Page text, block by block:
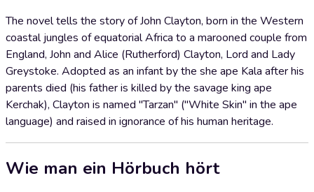
The novel tells the story of John Clayton, born in the Western
coastal jungles of equatorial Africa to a marooned couple from
England, John and Alice (Rutherford) Clayton, Lord and Lady
Greystoke. Adopted as an infant by the she ape Kala after his
parents died (his father is killed by the savage king ape
Kerchak), Clayton is named "Tarzan" ("White Skin" in the ape
language) and raised in ignorance of his human heritage.
Wie man ein Hörbuch hört